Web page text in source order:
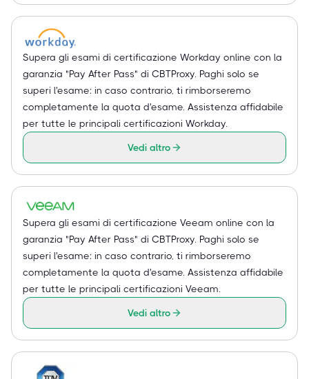
Supera gli esami di certificazione Workday online con la
garanzia "Pay After Pass" di CBTProxy. Paghi solo se
superi l'esame: in caso contrario, ti rimborseremo
completamente la quota d'esame. Assistenza affidabile
per tutte le principali certificazioni Workday.
Vedi altro
Supera gli esami di certificazione Veeam online con la
garanzia "Pay After Pass" di CBTProxy. Paghi solo se
superi l'esame: in caso contrario, ti rimborseremo
completamente la quota d'esame. Assistenza affidabile
per tutte le principali certificazioni Veeam.
Vedi altro